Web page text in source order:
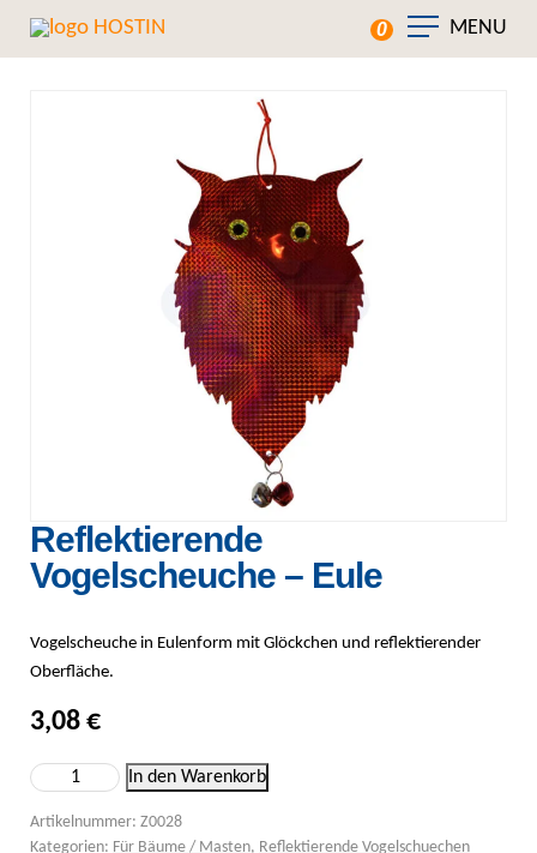
0 MENU
Reflektierende
Vogelscheuche – Eule
Vogelscheuche in Eulenform mit Glöckchen und reflektierender
Oberfläche.
3,08 €
Reflektierende Vogelscheuche – Eule Menge
In den Warenkorb
Artikelnummer: Z0028
Kategorien: Für Bäume / Masten, Reflektierende Vogelschuechen